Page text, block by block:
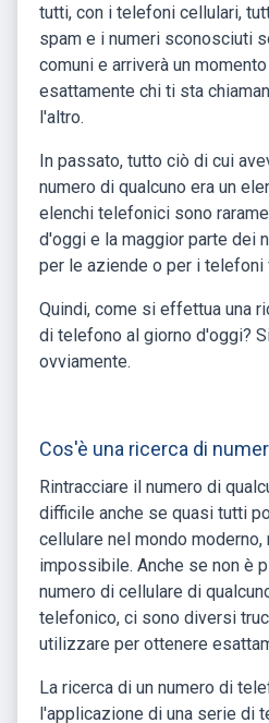
tutti, con i telefoni cellulari,
spam e i numeri sconosciuti
comuni e arriverà un
esattamente chi ti sta
l'altro.
In passato, tutto ciò di cui
numero di qualcuno era un
elenchi telefonici sono
d'oggi e la maggior parte dei
per le aziende o per i telefoni
Quindi, come si effettua una
di telefono al giorno d'oggi?
ovviamente.
Cos'è una ricerca di
Rintracciare il numero di
difficile anche se quasi tutti
cellulare nel mondo moderno,
impossibile. Anche se non è
numero di cellulare di
telefonico, ci sono diversi
utilizzare per ottenere
La ricerca di un numero di
l'applicazione di una serie di